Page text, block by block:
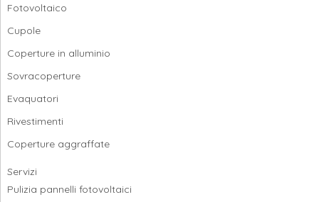
Fotovoltaico
Cupole
Coperture in alluminio
Sovracoperture
Evaquatori
Rivestimenti
Coperture aggraffate
Servizi
Pulizia pannelli fotovoltaici